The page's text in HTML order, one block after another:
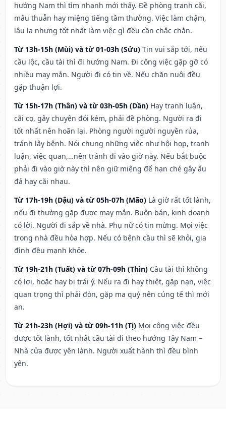
hướng Nam thì tìm nhanh mới thấy. Đề phòng tranh cãi,
mâu thuẫn hay miệng tiếng tầm thường. Việc làm chậm,
lâu la nhưng tốt nhất làm việc gì đều cần chắc chắn.
Từ 13h-15h (Mùi) và từ 01-03h (Sửu) Tin vui sắp tới, nếu
cầu lộc, cầu tài thì đi hướng Nam. Đi công việc gặp gỡ có
nhiều may mắn. Người đi có tin về. Nếu chăn nuôi đều
gặp thuận lợi.
Từ 15h-17h (Thân) và từ 03h-05h (Dần) Hay tranh luận,
cãi cọ, gây chuyện đói kém, phải đề phòng. Người ra đi
tốt nhất nên hoãn lại. Phòng người người nguyền rủa,
tránh lây bệnh. Nói chung những việc như hội họp, tranh
luận, việc quan,…nên tránh đi vào giờ này. Nếu bắt buộc
phải đi vào giờ này thì nên giữ miệng để hạn ché gây ẩu
đả hay cãi nhau.
Từ 17h-19h (Dậu) và từ 05h-07h (Mão) Là giờ rất tốt lành,
nếu đi thường gặp được may mắn. Buôn bán, kinh doanh
có lời. Người đi sắp về nhà. Phụ nữ có tin mừng. Mọi việc
trong nhà đều hòa hợp. Nếu có bệnh cầu thì sẽ khỏi, gia
đình đều mạnh khỏe.
Từ 19h-21h (Tuất) và từ 07h-09h (Thìn) Cầu tài thì không
có lợi, hoặc hay bị trái ý. Nếu ra đi hay thiệt, gặp nạn, việc
quan trọng thì phải đòn, gặp ma quỷ nên cúng tế thì mới
an.
Từ 21h-23h (Hợi) và từ 09h-11h (Tị) Mọi công việc đều
được tốt lành, tốt nhất cầu tài đi theo hướng Tây Nam –
Nhà cửa được yên lành. Người xuất hành thì đều bình
yên.